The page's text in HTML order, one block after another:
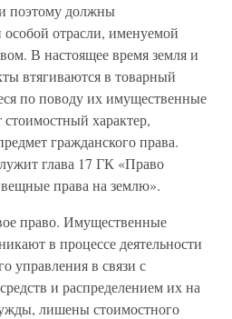
поэтому должны
особой отрасли, именуемой
В настоящее время земля и
втягиваются в товарный
по поводу их имущественные
характер,
гражданского права.
глава 17 ГК «Право
права на землю».
право. Имущественные
в процессе деятельности
управления в связи с
и распределением их на
лишены стоимостного